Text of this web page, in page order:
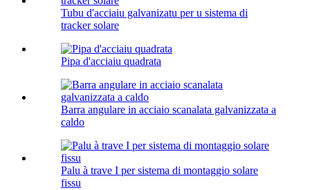
Tubu d'acciaiu galvanizatu per u sistema di
tracker solare
Pipa d'acciaiu quadrata
Barra angulare in acciaio scanalata galvanizzata a
caldo
Palu à trave I per sistema di montaggio solare
fissu